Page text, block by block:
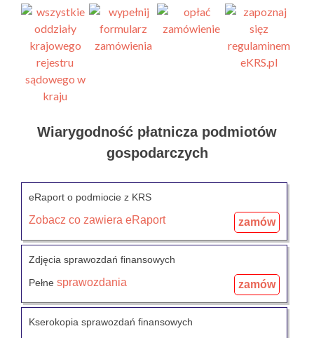
Wiarygodność płatnicza podmiotów
gospodarczych
eRaport o podmiocie z KRS
Zobacz co zawiera eRaport zamów
Zdjęcia sprawozdań finansowych
Pełne sprawozdania zamów
Kserokopia sprawozdań finansowych